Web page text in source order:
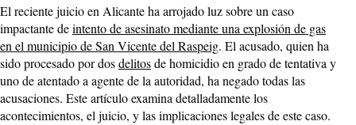
El reciente juicio en Alicante ha arrojado luz sobre un caso
impactante deintento de asesinato mediante una explosión de gas
en el municipio de San Vicente del Raspeig. El acusado, quien ha
sido procesado por dosdelitosde homicidio en grado de tentativa y
uno de atentado a agente de la autoridad, ha negado todas las
acusaciones. Este artículo examina detalladamente los
acontecimientos, el juicio, y las implicaciones legales de este caso.